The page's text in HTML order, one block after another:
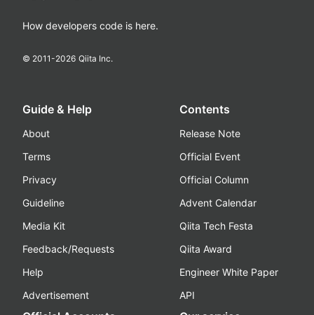
How developers code is here.
© 2011-2026 Qiita Inc.
Guide & Help
About
Terms
Privacy
Guideline
Media Kit
Feedback/Requests
Help
Advertisement
Contents
Release Note
Official Event
Official Column
Advent Calendar
Qiita Tech Festa
Qiita Award
Engineer White Paper
API